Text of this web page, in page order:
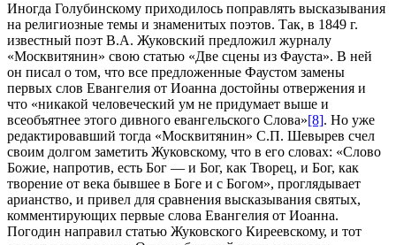
Иногда Голубинскому приходилось поправлять высказывания
на религиозные темы и знаменитых поэтов. Так, в 1849 г.
известный поэт В.А. Жуковский предложил журналу
«Москвитянин» свою статью «Две сцены из Фауста». В ней
он писал о том, что все предложенные Фаустом замены
первых слов Евангелия от Иоанна достойны отвержения и
что «никакой человеческий ум не придумает выше и
всеобъятнее этого дивного евангельского Слова»[8]. Но уже
редактировавший тогда «Москвитянин» С.П. Шевырев счел
своим долгом заметить Жуковскому, что в его словах: «Слово
Божие, напротив, есть Бог — и Бог, как Творец, и Бог, как
творение от века бывшее в Боге и с Богом», проглядывает
арианство, и привел для сравнения высказывания святых,
комментирующих первые слова Евангелия от Иоанна.
Погодин направил статью Жуковского Киреевскому, и тот